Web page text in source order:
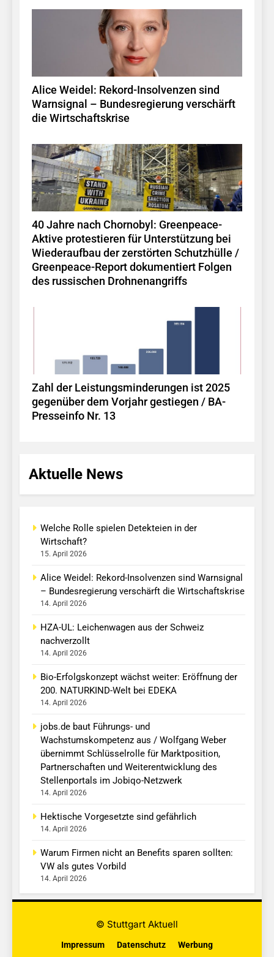
Alice Weidel: Rekord-Insolvenzen sind
Warnsignal – Bundesregierung verschärft
die Wirtschaftskrise
40 Jahre nach Chornobyl: Greenpeace-
Aktive protestieren für Unterstützung bei
Wiederaufbau der zerstörten Schutzhülle /
Greenpeace-Report dokumentiert Folgen
des russischen Drohnenangriffs
Zahl der Leistungsminderungen ist 2025
gegenüber dem Vorjahr gestiegen / BA-
Presseinfo Nr. 13
Aktuelle News
Welche Rolle spielen Detekteien in der
Wirtschaft?
15. April 2026
Alice Weidel: Rekord-Insolvenzen sind Warnsignal
– Bundesregierung verschärft die Wirtschaftskrise
14. April 2026
HZA-UL: Leichenwagen aus der Schweiz
nachverzollt
14. April 2026
Bio-Erfolgskonzept wächst weiter: Eröffnung der
200. NATURKIND-Welt bei EDEKA
14. April 2026
jobs.de baut Führungs- und
Wachstumskompetenz aus / Wolfgang Weber
übernimmt Schlüsselrolle für Marktposition,
Partnerschaften und Weiterentwicklung des
Stellenportals im Jobiqo-Netzwerk
14. April 2026
Hektische Vorgesetzte sind gefährlich
14. April 2026
Warum Firmen nicht an Benefits sparen sollten:
VW als gutes Vorbild
14. April 2026
© Stuttgart Aktuell
Impressum Datenschutz Werbung